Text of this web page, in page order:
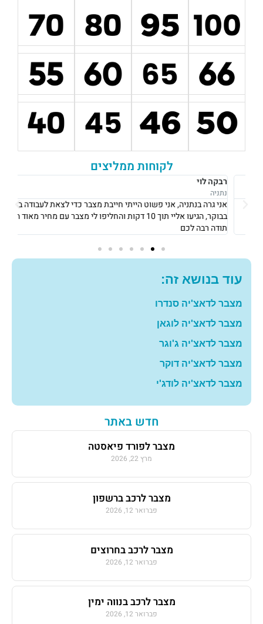
לקוחות ממליצים
רבקה לוי
אני גרה בנתניה, אני פשוט הייתי חייבת מצבר כדי לצאת לעבודה ב8
בבוקר, הגיעו אליי תוך 10 דקות והחליפו לי מצבר עם מחיר מאוד הוגן!
תודה רבה לכם
עוד בנושא זה:
מצבר לדאצ'יה סנדרו
מצבר לדאצ'יה לוגאן
מצבר לדאצ'יה ג'וגר
מצבר לדאצ'יה דוקר
מצבר לדאצ'יה לודג'י
חדש באתר
מצבר לפורד פיאסטה
מרץ 22, 2026
מצבר לרכב ברשפון
פברואר 12, 2026
מצבר לרכב בחרוצים
פברואר 12, 2026
מצבר לרכב בנווה ימין
פברואר 12, 2026